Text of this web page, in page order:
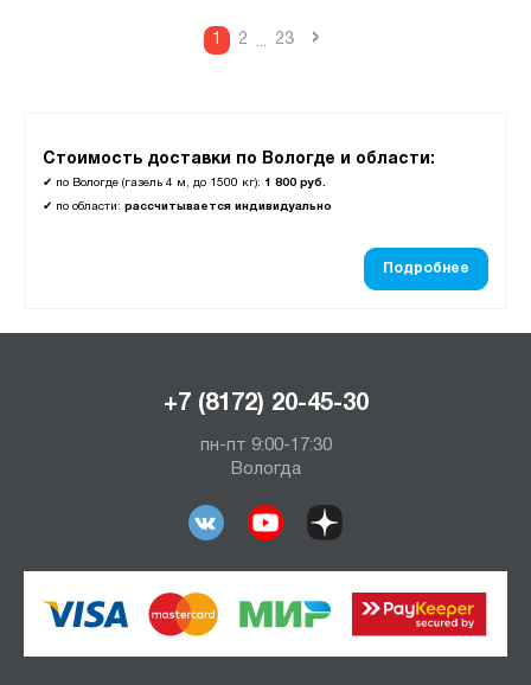
Стоимость доставки по Вологде и области:
✔ по Вологде (газель 4 м, до 1500 кг): 1 800 руб.
✔ по области: рассчитывается индивидуально
Подробнее
1 2 ... 23 ›
+7 (8172) 20-45-30
пн-пт 9:00-17:30
Вологда